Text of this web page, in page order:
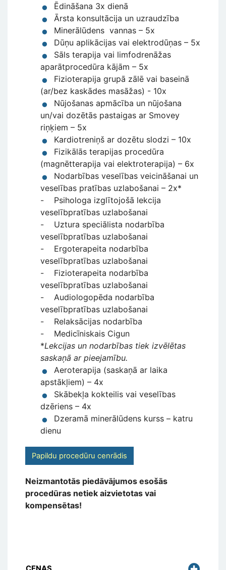
Ēdināšana 3x dienā
Ārsta konsultācija un uzraudzība
Minerālūdens vannas – 5x
Dūņu aplikācijas vai elektrodūņas – 5x
Sāls terapija vai limfodrenāžas
aparātprocedūra kājām – 5x
Fizioterapija grupā zālē vai baseinā
(ar/bez kaskādes masāžas) - 10x
Nūjošanas apmācība un nūjošana
un/vai dozētās pastaigas ar Smovey
riņķiem – 5x
Kardiotreniņš ar dozētu slodzi – 10x
Fizikālās terapijas procedūra
(magnētterapija vai elektroterapija) – 6x
Nodarbības veselības veicināšanai un
veselības pratības uzlabošanai – 2x*
- Psihologa izglītojošā lekcija
veselībpratības uzlabošanai
- Uztura speciālista nodarbība
veselībpratības uzlabošanai
- Ergoterapeita nodarbība
veselībpratības uzlabošanai
- Fizioterapeita nodarbība
veselībpratības uzlabošanai
- Audiologopēda nodarbība
veselībpratības uzlabošanai
- Relaksācijas nodarbība
- Medicīniskais Cigun
*Lekcijas un nodarbības tiek izvēlētas
saskaņā ar pieejamību.
Aeroterapija (saskaņā ar laika
apstākļiem) – 4x
Skābekļa kokteilis vai veselības
dzēriens – 4x
Dzeramā minerālūdens kurss – katru
dienu
Papildu procedūru cenrādis
Neizmantotās piedāvājumos esošās
procedūras netiek aizvietotas vai
kompensētas!